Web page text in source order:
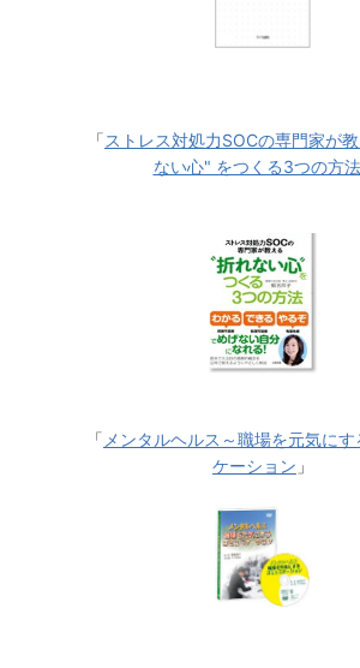
「ストレス対処力SOCの専門家が
ない心" をつくる3つの方法
「 メンタルヘルス～職場を元気にす
ケーション 」